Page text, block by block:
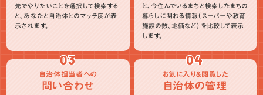
先でやりたいことを選択して検索する
と、あなたと自治体とのマッチ度が表
示されます。
と、今住んでいるまちと検索したまちの
暮らしに関わる情報（スーパーや教育
施設の数、地価など）を比較して表示
します。
03
自治体担当者への
問い合わせ
04
お気に入り＆閲覧した
自治体の管理